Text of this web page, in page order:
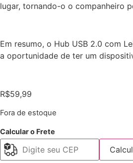
lugar, tornando-o o companheiro
Em resumo, o Hub USB 2.0 com
a oportunidade de ter um
R$59,99
Fora de estoque
Calcular o Frete